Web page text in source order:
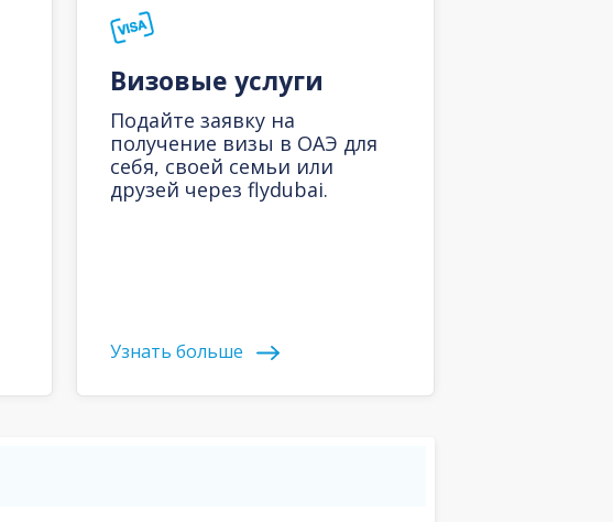
Визовые услуги
Подайте заявку на
получение визы в ОАЭ для
себя, своей семьи или
друзей через flydubai.
Узнать больше